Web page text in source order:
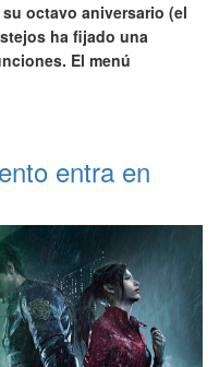
octavo aniversario (el
ha fijado una
El menú
entra en